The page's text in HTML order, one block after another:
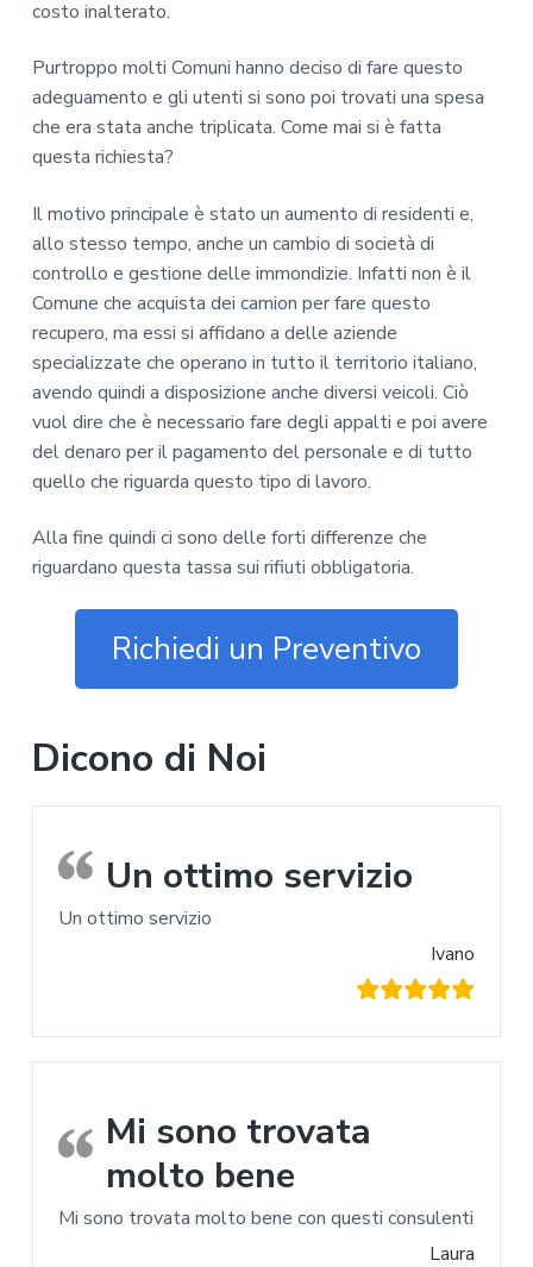
costo inalterato.
Purtroppo molti Comuni hanno deciso di fare questo
adeguamento e gli utenti si sono poi trovati una spesa
che era stata anche triplicata. Come mai si è fatta
questa richiesta?
Il motivo principale è stato un aumento di residenti e,
allo stesso tempo, anche un cambio di società di
controllo e gestione delle immondizie. Infatti non è il
Comune che acquista dei camion per fare questo
recupero, ma essi si affidano a delle aziende
specializzate che operano in tutto il territorio italiano,
avendo quindi a disposizione anche diversi veicoli. Ciò
vuol dire che è necessario fare degli appalti e poi avere
del denaro per il pagamento del personale e di tutto
quello che riguarda questo tipo di lavoro.
Alla fine quindi ci sono delle forti differenze che
riguardano questa tassa sui rifiuti obbligatoria.
Richiedi un Preventivo
Dicono di Noi
Un ottimo servizio
Un ottimo servizio
Ivano
Mi sono trovata
molto bene
Mi sono trovata molto bene con questi consulenti
Laura